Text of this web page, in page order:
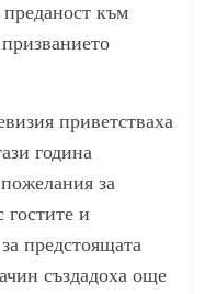
преданост към
приветстваха
година
за
гостите и
предстоящата
създадоха още